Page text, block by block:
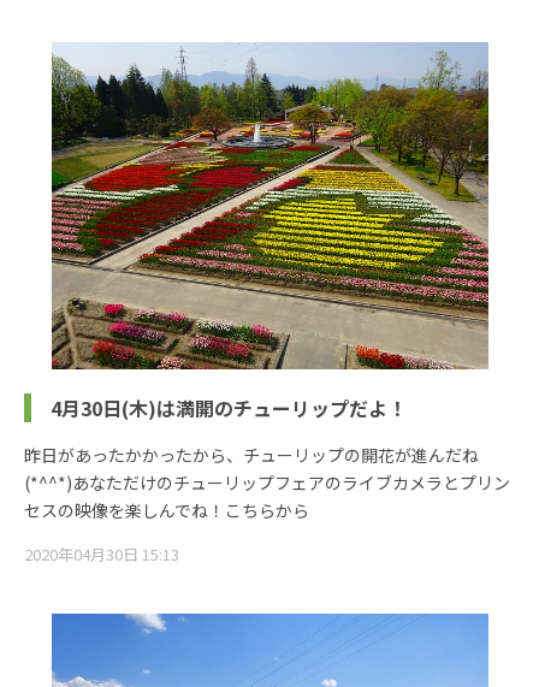
4月30日(木)は満開のチューリップだよ！
昨日があったかかったから、チューリップの開花が進んだね
(*^^*)あなただけのチューリップフェアのライブカメラとプリン
セスの映像を楽しんでね！こちらから
2020年04月30日 15:13